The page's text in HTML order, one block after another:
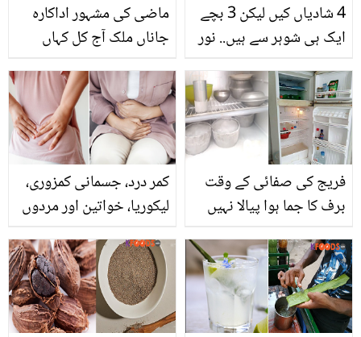
ماضی کی مشہور اداکارہ
جاناں ملک آج کل کہاں
کردی
4 شادیاں کیں لیکن 3 بچے
ایک ہی شوہر سے ہیں.. نور
متعلق اہم انکشافات
کمر درد، جسمانی کمزوری،
لیکوریا، خواتین اور مردوں
ایک بوٹی میں موجود
فریج کی صفائی کے وقت
برف کا جما ہوا پیالا نہیں
صفائی کا ایسا طریقہ جس
سے فریزر پگھلے منٹوں میں